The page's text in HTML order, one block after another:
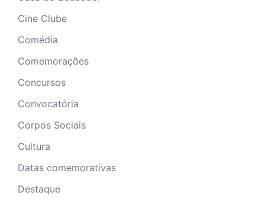
Cine Clube
Comédia
Comemorações
Concursos
Convocatória
Corpos Sociais
Cultura
Datas comemorativas
Destaque